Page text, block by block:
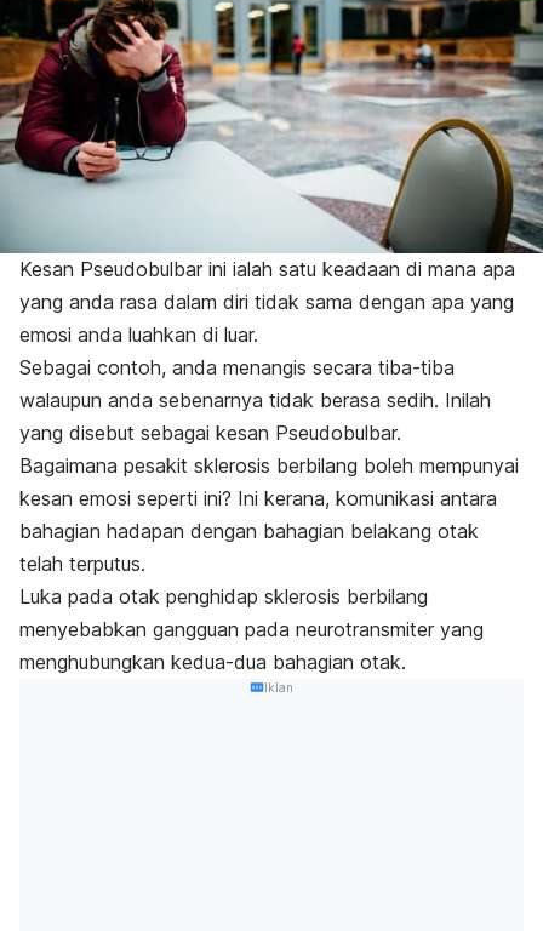
Kesan Pseudobulbar ini ialah satu keadaan di mana apa
yang anda rasa dalam diri tidak sama dengan apa yang
emosi anda luahkan di luar.
Sebagai contoh, anda menangis secara tiba-tiba
walaupun anda sebenarnya tidak berasa sedih. Inilah
yang disebut sebagai kesan Pseudobulbar.
Bagaimana pesakit sklerosis berbilang boleh mempunyai
kesan emosi seperti ini? Ini kerana, komunikasi antara
bahagian hadapan dengan bahagian belakang otak
telah terputus.
Luka pada otak penghidap sklerosis berbilang
menyebabkan gangguan pada neurotransmiter yang
menghubungkan kedua-dua bahagian otak.
Iklan